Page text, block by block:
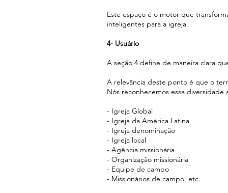
Este espaço é o motor que
inteligentes para a igreja.
4- Usuário
A seção 4 define de maneira clara
A relevância deste ponto é que o
Nós reconhecemos essa diversidade
- Igreja Global
- Igreja da América Latina
- Igreja denominação
- Igreja local
- Agência missionária
- Organização missionária
- Equipe de campo
- Missionários de campo, etc.